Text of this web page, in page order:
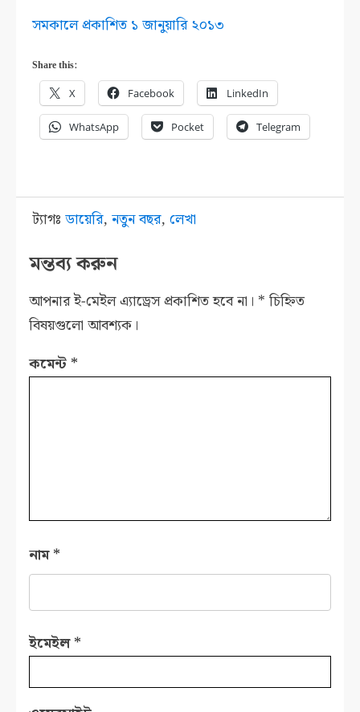
সমকালে প্রকাশিত ১ জানুয়ারি ২০১৩
Share this:
X Facebook LinkedIn
WhatsApp Pocket Telegram
ট্যাগঃডায়েরি,নতুন বছর,লেখা
মন্তব্য করুন
আপনার ই-মেইল এ্যাড্রেস প্রকাশিত হবে না। * চিহ্নিত
বিষয়গুলো আবশ্যক।
কমেন্ট *
নাম*
ইমেইল*